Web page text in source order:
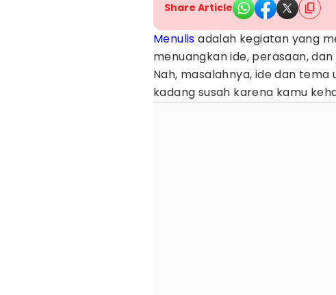
Share Article
Menulis adalah kegiatan yang
menuangkan ide, perasaan,
Nah, masalahnya, ide dan
kadang susah karena kamu